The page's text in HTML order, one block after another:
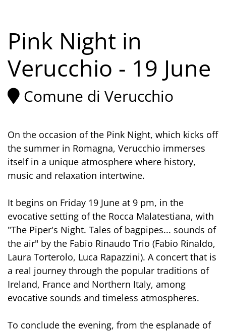
Pink Night in
Verucchio - 19 June
Comune di Verucchio
On the occasion of the Pink Night, which kicks off
the summer in Romagna, Verucchio immerses
itself in a unique atmosphere where history,
music and relaxation intertwine.
It begins on Friday 19 June at 9 pm, in the
evocative setting of the Rocca Malatestiana, with
"The Piper's Night. Tales of bagpipes... sounds of
the air" by the Fabio Rinaudo Trio (Fabio Rinaldo,
Laura Torterolo, Luca Rapazzini). A concert that is
a real journey through the popular traditions of
Ireland, France and Northern Italy, among
evocative sounds and timeless atmospheres.
To conclude the evening, from the esplanade of